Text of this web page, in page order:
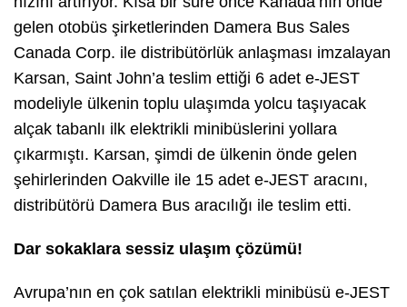
gelen otobüs şirketlerinden Damera Bus Sales
Canada Corp. ile distribütörlük anlaşması imzalayan
Karsan, Saint John’a teslim ettiği 6 adet e-JEST
modeliyle ülkenin toplu ulaşımda yolcu taşıyacak
alçak tabanlı ilk elektrikli minibüslerini yollara
çıkarmıştı. Karsan, şimdi de ülkenin önde gelen
şehirlerinden Oakville ile 15 adet e-JEST aracını,
distribütörü Damera Bus aracılığı ile teslim etti.
Dar sokaklara sessiz ulaşım çözümü!
Avrupa’nın en çok satılan elektrikli minibüsü e-JEST